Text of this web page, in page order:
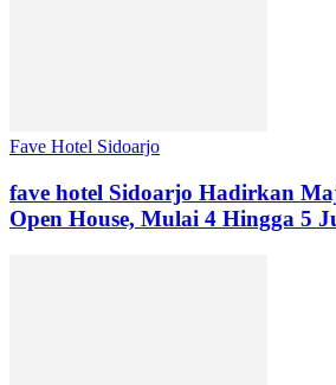
Fave Hotel Sidoarjo
fave hotel Sidoarjo Hadirkan
Open House, Mulai 4 Hingga 5